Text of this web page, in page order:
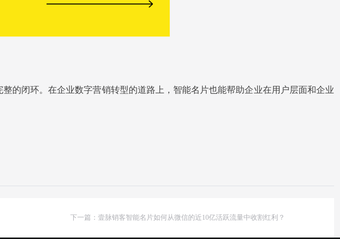
的闭环。在企业数字营销转型的道路上，智能名片也能帮助企业在用户层面和企业
下一篇：壹脉销客智能名片如何从微信的近10亿活跃流量中收割红利？